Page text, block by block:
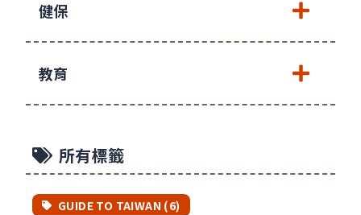
健保
教育
所有標籤
GUIDE TO TAIWAN (6)